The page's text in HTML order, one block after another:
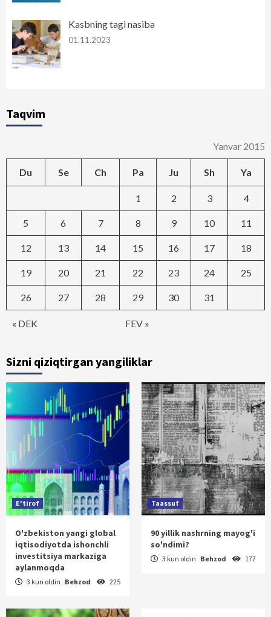
Kasbning tagi nasiba
01.11.2023
Taqvim
Yanvar 2015
Du Se Ch Pa Ju Sh Ya
« DEK FEV »
1 2 3 4
5 6 7 8 9 10 11
12 13 14 15 16 17 18
19 20 21 22 23 24 25
26 27 28 29 30 31
Sizni qiziqtirgan yangiliklar
E'tirof
O'zbekiston yangi global
iqtisodiyotda ishonchli
investitsiya markaziga
aylanmoqda
3 kun oldin Behzod 225
Taassuf
90 yillik nashrning mayog'i
so'ndimi?
3 kun oldin Behzod 177